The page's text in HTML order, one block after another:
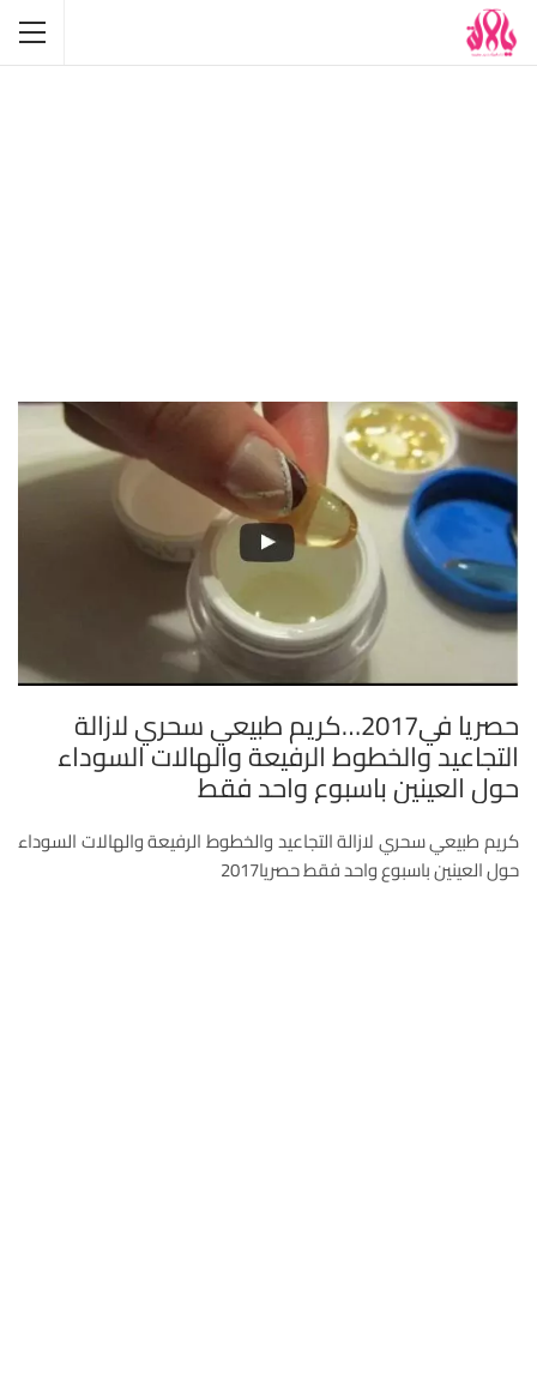
حصريا في2017…كريم طبيعي سحري لازالة
التجاعيد والخطوط الرفيعة والهالات السوداء
حول العينين باسبوع واحد فقط
كريم طبيعي سحري لازالة التجاعيد والخطوط الرفيعة والهالات السوداء
حول العينين باسبوع واحد فقط حصريا2017